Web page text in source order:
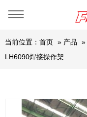
当前位置： 首页 » 产品 »
LH6090焊接操作架